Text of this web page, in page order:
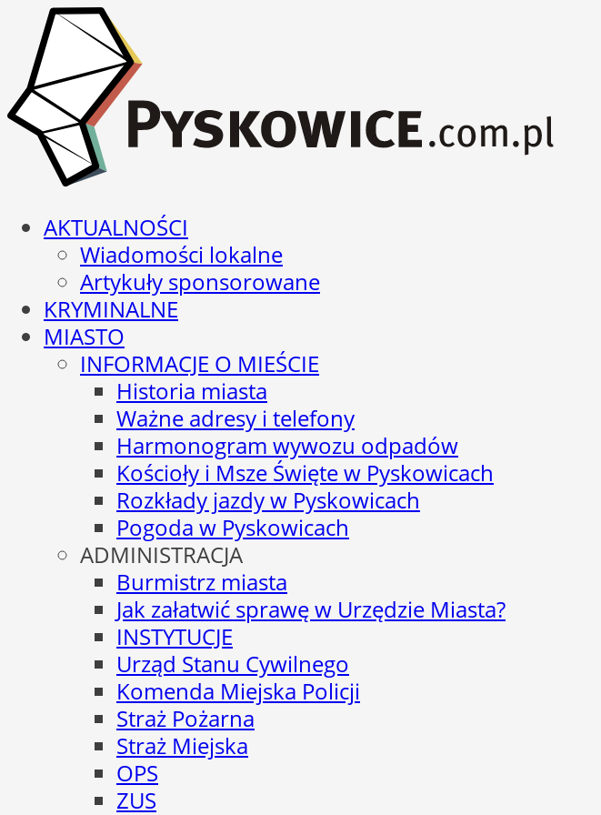
AKTUALNOŚCI
Wiadomości lokalne
Artykuły sponsorowane
KRYMINALNE
MIASTO
INFORMACJE O MIEŚCIE
Historia miasta
Ważne adresy i telefony
Harmonogram wywozu odpadów
Kościoły i Msze Święte w Pyskowicach
Rozkłady jazdy w Pyskowicach
Pogoda w Pyskowicach
ADMINISTRACJA
Burmistrz miasta
Jak załatwić sprawę w Urzędzie Miasta?
INSTYTUCJE
Urząd Stanu Cywilnego
Komenda Miejska Policji
Straż Pożarna
Straż Miejska
OPS
ZUS